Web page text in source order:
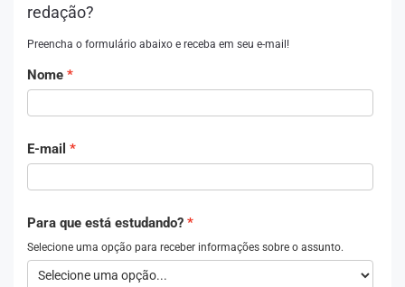
redação?
Preencha o formulário abaixo e receba em seu e-mail!
Nome
E-mail
Para que está estudando?
Selecione uma opção para receber informações sobre o assunto.